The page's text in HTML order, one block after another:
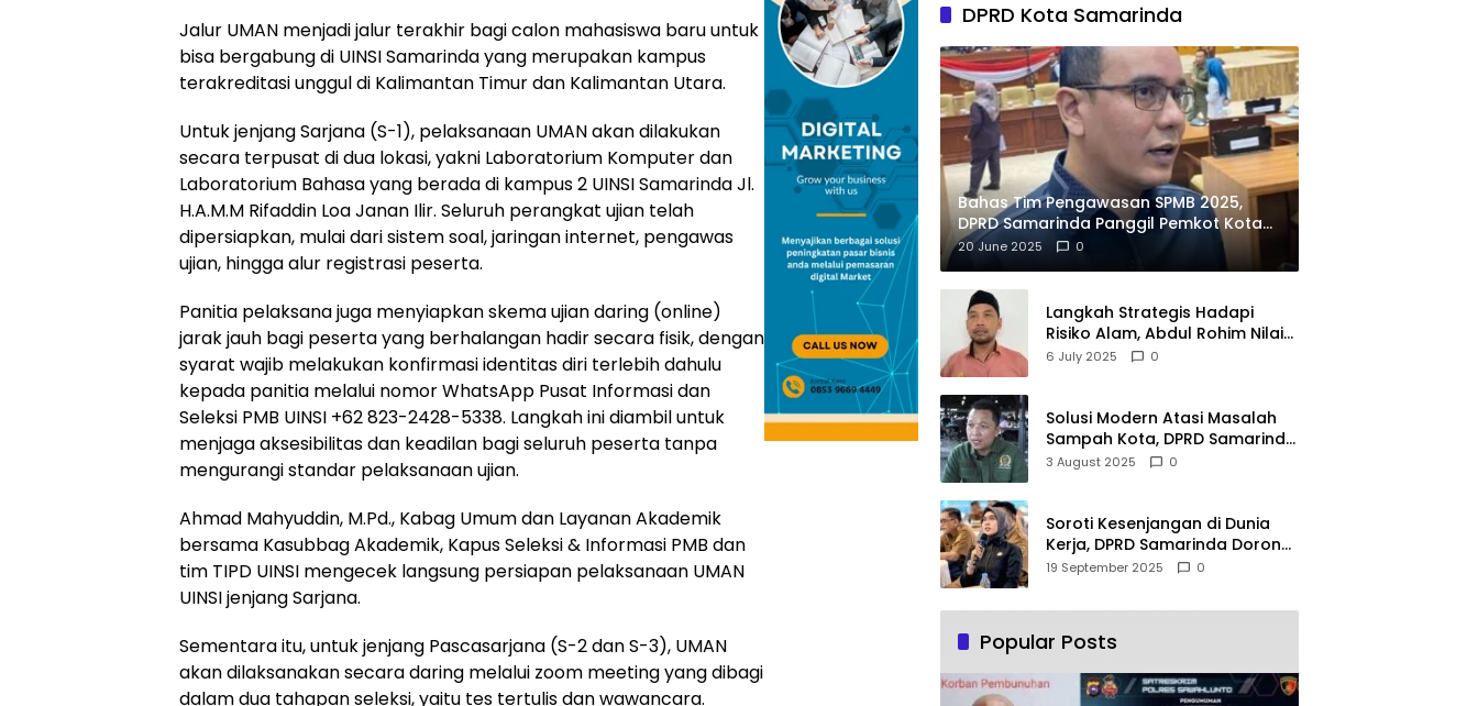
Jalur UMAN menjadi jalur terakhir bagi calon mahasiswa baru untuk
bisa bergabung di UINSI Samarinda yang merupakan kampus
terakreditasi unggul di Kalimantan Timur dan Kalimantan Utara.
Untuk jenjang Sarjana (S-1), pelaksanaan UMAN akan dilakukan
secara terpusat di dua lokasi, yakni Laboratorium Komputer dan
Laboratorium Bahasa yang berada di kampus 2 UINSI Samarinda Jl.
H.A.M.M Rifaddin Loa Janan Ilir. Seluruh perangkat ujian telah
dipersiapkan, mulai dari sistem soal, jaringan internet, pengawas
ujian, hingga alur registrasi peserta.
Panitia pelaksana juga menyiapkan skema ujian daring (online)
jarak jauh bagi peserta yang berhalangan hadir secara fisik, dengan
syarat wajib melakukan konfirmasi identitas diri terlebih dahulu
kepada panitia melalui nomor WhatsApp Pusat Informasi dan
Seleksi PMB UINSI +62 823-2428-5338. Langkah ini diambil untuk
menjaga aksesibilitas dan keadilan bagi seluruh peserta tanpa
mengurangi standar pelaksanaan ujian.
Ahmad Mahyuddin, M.Pd., Kabag Umum dan Layanan Akademik
bersama Kasubbag Akademik, Kapus Seleksi & Informasi PMB dan
tim TIPD UINSI mengecek langsung persiapan pelaksanaan UMAN
UINSI jenjang Sarjana.
Sementara itu, untuk jenjang Pascasarjana (S-2 dan S-3), UMAN
akan dilaksanakan secara daring melalui zoom meeting yang dibagi
dalam dua tahapan seleksi, yaitu tes tertulis dan wawancara.
DPRD Kota Samarinda
Bahas Tim Pengawasan SPMB 2025,
DPRD Samarinda Panggil Pemkot Kota
Tepian
20 June 2025 0
Langkah Strategis Hadapi
Risiko Alam, Abdul Rohim Nilai
Samarinda Siap Jadi Pusat
6 July 2025 0
Solusi Modern Atasi Masalah
Sampah Kota, DPRD Samarinda
Dukung Penuh Proyek PLTSA
3 August 2025 0
Soroti Kesenjangan di Dunia
Kerja, DPRD Samarinda Dorong
Pemkot Gencarkan
19 September 2025 0
Popular Posts